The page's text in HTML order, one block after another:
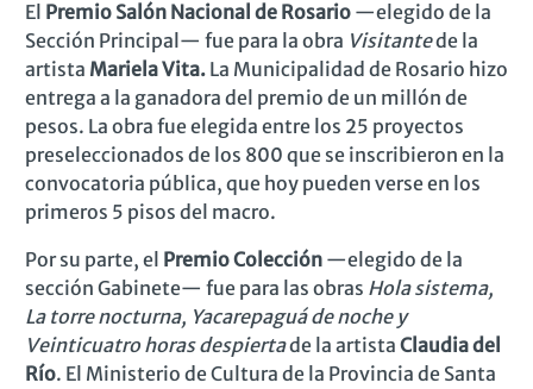
El Premio Salón Nacional de Rosario —elegido de la
Sección Principal — fue para la obra Visitantede la
artista Mariela Vita. La Municipalidad de Rosario hizo
entrega a la ganadora del premio de un millón de
pesos. La obra fue elegida entre los 25 proyectos
preseleccionados de los 800 que se inscribieron en la
convocatoria pública, que hoy pueden verse en los
primeros 5 pisos del macro.
Por su parte, el Premio Colección —elegido de la
sección Gabinete— fue para las obras Hola sistema,
La torre nocturna, Yacarepaguá de noche y
Veinticuatro horas despiertade la artista Claudia del
Río. El Ministerio de Cultura de la Provincia de Santa